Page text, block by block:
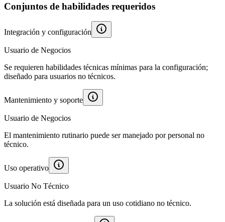
Conjuntos de habilidades requeridos
Integración y configuración
Usuario de Negocios
Se requieren habilidades técnicas mínimas para la configuración;
diseñado para usuarios no técnicos.
Mantenimiento y soporte
Usuario de Negocios
El mantenimiento rutinario puede ser manejado por personal no
técnico.
Uso operativo
Usuario No Técnico
La solución está diseñada para un uso cotidiano no técnico.